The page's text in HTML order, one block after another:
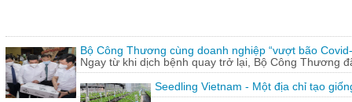
Bộ Công Thương cùng doanh nghiệp “vượt bão
Ngay từ khi dịch bệnh quay trở lại, Bộ Công Thương
Seedling Vietnam - Một địa chỉ tạo